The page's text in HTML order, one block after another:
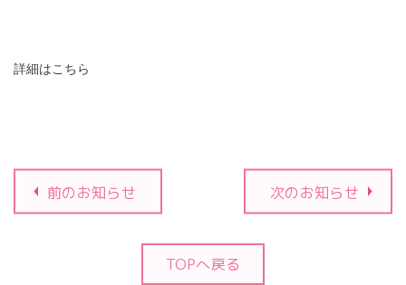
詳細はこちら
前のお知らせ 次のお知らせ
TOPへ戻る